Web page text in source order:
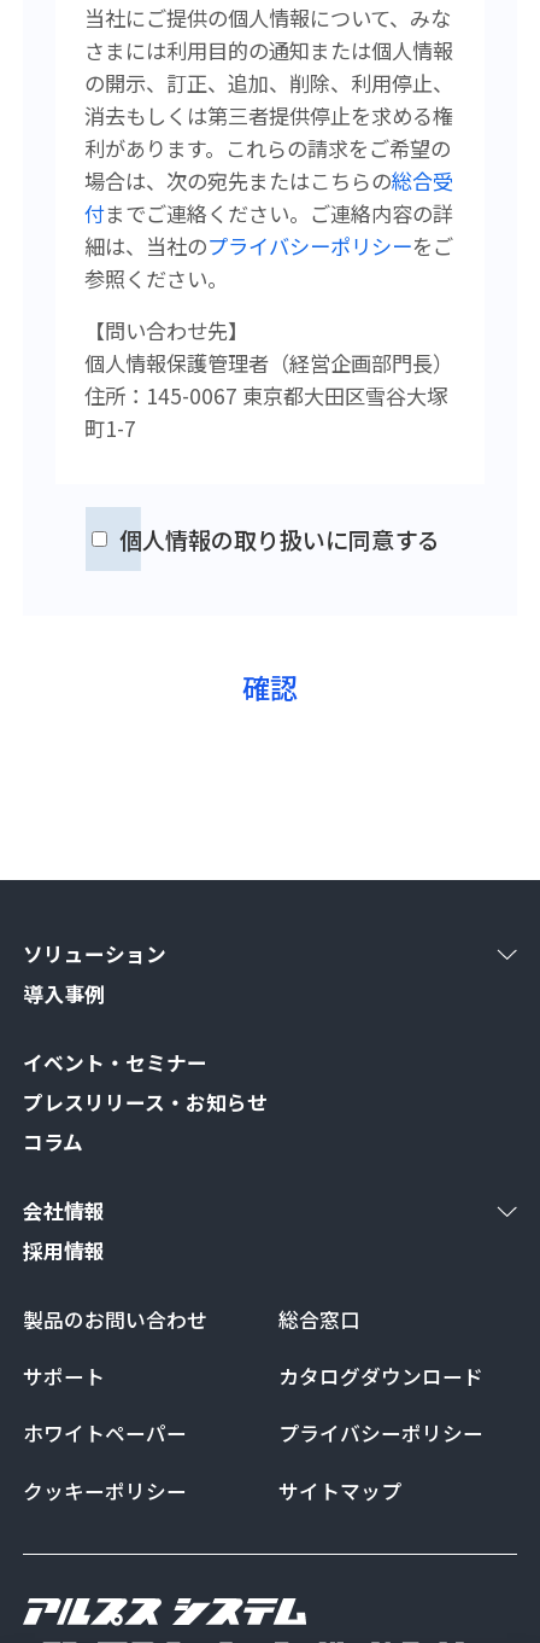
当社にご提供の個人情報について、みな
さまには利用目的の通知または個人情報
の開示、訂正、追加、削除、利用停止、
消去もしくは第三者提供停止を求める権
利があります。 これらの請求をご希望の
場合は、次の宛先またはこちらの総合受
付までご連絡ください。 ご連絡内容の詳
細は、当社のプライバシーポリシーをご
参照ください。
【問い合わせ先】
個人情報保護管理者（経営企画部門長）
住所：145-0067 東京都大田区雪谷大塚
町1-7
個人情報の取り扱いに同意する
ソリューション
導入事例
イベント・セミナー
プレスリリース・お知らせ
コラム
会社情報
採用情報
製品のお問い合わせ
総合窓口
サポート
カタログダウンロード
ホワイトペーパー
プライバシーポリシー
クッキーポリシー
サイトマップ